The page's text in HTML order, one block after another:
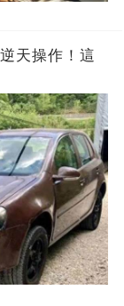
天操作！這